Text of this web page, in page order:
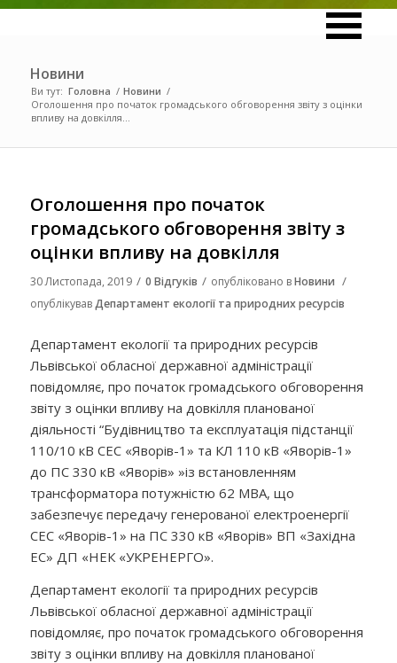
Новини
Ви тут: Головна / Новини /
Оголошення про початок громадського обговорення звіту з оцінки
впливу на довкілля...
Оголошення про початок
громадського обговорення звіту з
оцінки впливу на довкілля
30 Листопада, 2019 / 0 Відгуків / опубліковано вНовини /
опублікувавДепартамент екології та природних ресурсів
Департамент екології та природних ресурсів
Львівської обласної державної адміністрації
повідомляє, про початок громадського обговорення
звіту з оцінки впливу на довкілля планованої
діяльності “Будівництво та експлуатація підстанції
110/10 кВ СЕС «Яворів-1» та КЛ 110 кВ «Яворів-1»
до ПС 330 кВ «Яворів» »із встановленням
трансформатора потужністю 62 MBA, що
забезпечує передачу генерованої електроенергії
СЕС «Яворів-1» на ПС 330 кВ «Яворів» ВП «Західна
ЕС» ДП «НЕК «УКРЕНЕРГО».
Департамент екології та природних ресурсів
Львівської обласної державної адміністрації
повідомляє, про початок громадського обговорення
звіту з оцінки впливу на довкілля планованої